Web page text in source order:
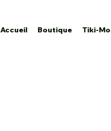
Accueil Boutique Tiki-